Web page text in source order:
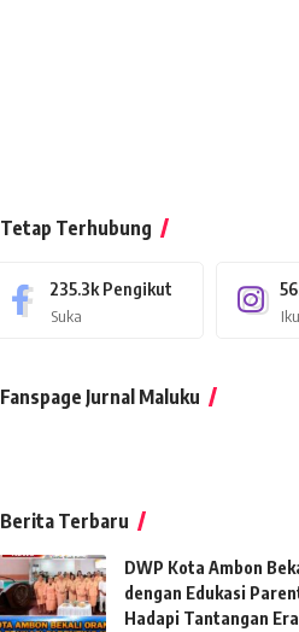
Tetap Terhubung
235.3k Pengikut
Suka
Fanspage Jurnal Maluku
Berita Terbaru
DWP Kota Ambon
dengan Edukasi
Hadapi Tantangan